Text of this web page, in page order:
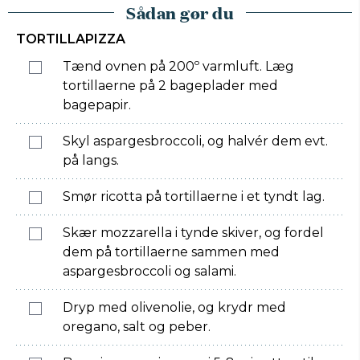
Sådan gør du
TORTILLAPIZZA
Tænd ovnen på 200º varmluft. Læg
tortillaerne på 2 bageplader med
bagepapir.
Skyl aspargesbroccoli, og halvér dem evt.
på langs.
Smør ricotta på tortillaerne i et tyndt lag.
Skær mozzarella i tynde skiver, og fordel
dem på tortillaerne sammen med
aspargesbroccoli og salami.
Dryp med olivenolie, og krydr med
oregano, salt og peber.